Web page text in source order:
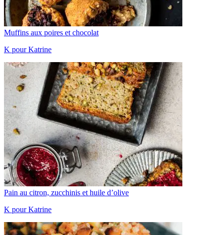
Muffins aux poires et chocolat
K pour Katrine
Pain au citron, zucchinis et huile d’olive
K pour Katrine